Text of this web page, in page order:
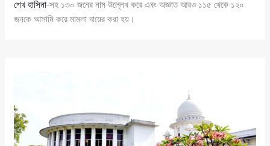
শেখ হাসিনা-সহ ১৩০ জনের নাম উল্লেখ করে এবং অজ্ঞাত আরও ১১৫ থেকে ১২০
জনকে আসামি করে মামলা দায়ের করা হয়।